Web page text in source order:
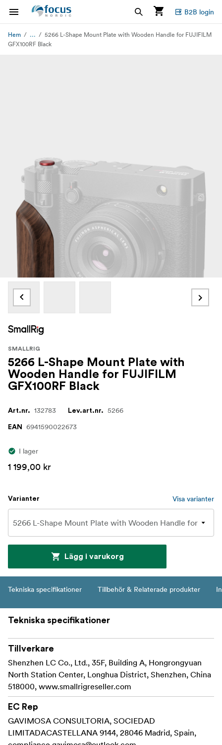
B2B login
Hem ...
5266 L-Shape Mount Plate with Wooden Handle for FUJIFILM
GFX100RF Black
SMALLRIG
5266 L-Shape Mount Plate with
Wooden Handle for FUJIFILM
GFX100RF Black
Art.nr. 132783 Lev.art.nr. 5266
EAN 6941590022673
I lager
1 199,00 kr
Varianter Visa varianter
Lägg i varukorg
Tekniska specifikationer Tillbehör & Relaterade produkter
Tekniska specifikationer
Tillverkare
Shenzhen LC Co., Ltd., 35F, Building A, Hongrongyuan
North Station Center, Longhua District, Shenzhen, China
518000, www.smallrigreseller.com
EC Rep
GAVIMOSA CONSULTORIA, SOCIEDAD
LIMITADACASTELLANA 9144, 28046 Madrid, Spain,